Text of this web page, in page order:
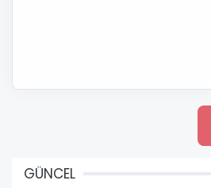
GÜNCEL